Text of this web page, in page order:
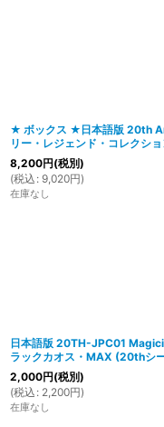
★ ボックス ★日本語版 20th
リー・レジェンド・コレクシ
8,200円(税別)
(税込 : 9,020円)
在庫なし
日本語版 20TH-JPC01
ラックカオス・MAX (20thシ
2,000円(税別)
(税込 : 2,200円)
在庫なし